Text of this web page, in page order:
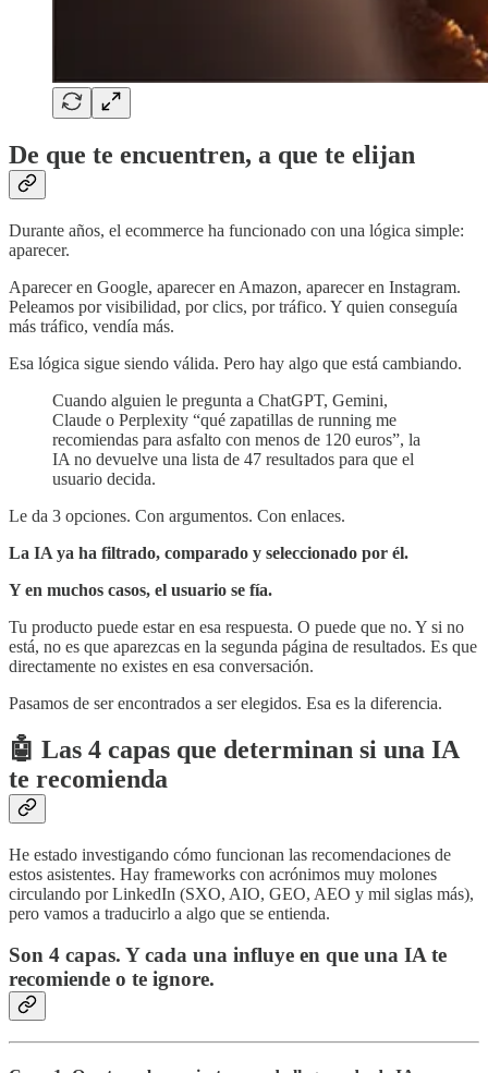
De que te encuentren, a que te elijan
Durante años, el ecommerce ha funcionado con una lógica simple:
aparecer.
Aparecer en Google, aparecer en Amazon, aparecer en Instagram.
Peleamos por visibilidad, por clics, por tráfico. Y quien conseguía
más tráfico, vendía más.
Esa lógica sigue siendo válida. Pero hay algo que está cambiando.
Cuando alguien le pregunta a ChatGPT, Gemini,
Claude o Perplexity “qué zapatillas de running me
recomiendas para asfalto con menos de 120 euros”, la
IA no devuelve una lista de 47 resultados para que el
usuario decida.
Le da 3 opciones. Con argumentos. Con enlaces.
La IA ya ha filtrado, comparado y seleccionado por él.
Y en muchos casos, el usuario se fía.
Tu producto puede estar en esa respuesta. O puede que no. Y si no
está, no es que aparezcas en la segunda página de resultados. Es que
directamente no existes en esa conversación.
Pasamos de ser encontrados a ser elegidos. Esa es la diferencia.
🤖 Las 4 capas que determinan si una IA
te recomienda
He estado investigando cómo funcionan las recomendaciones de
estos asistentes. Hay frameworks con acrónimos muy molones
circulando por LinkedIn (SXO, AIO, GEO, AEO y mil siglas más),
pero vamos a traducirlo a algo que se entienda.
Son 4 capas. Y cada una influye en que una IA te
recomiende o te ignore.